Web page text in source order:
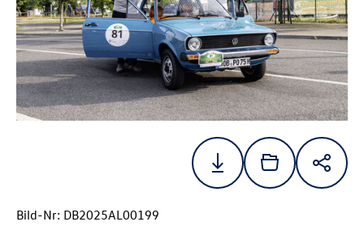
Bild-Nr: DB2025AL00199